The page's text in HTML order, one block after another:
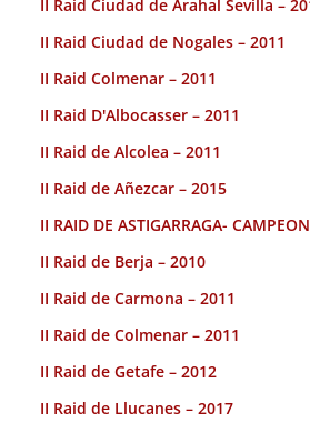
II Raid Ciudad de Arahal Sevilla –
II Raid Ciudad de Nogales – 2011
II Raid Colmenar – 2011
II Raid D'Albocasser – 2011
II Raid de Alcolea – 2011
II Raid de Añezcar – 2015
II RAID DE ASTIGARRAGA-
II Raid de Berja – 2010
II Raid de Carmona – 2011
II Raid de Colmenar – 2011
II Raid de Getafe – 2012
II Raid de Llucanes – 2017